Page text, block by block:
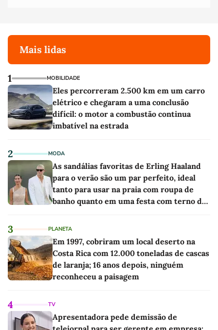
Mais lidas
1 MOBILIDADE
Eles percorreram 2.500 km em um carro
elétrico e chegaram a uma conclusão
difícil: o motor a combustão continua
imbatível na estrada
2 MODA
As sandálias favoritas de Erling Haaland
para o verão são um par perfeito, ideal
tanto para usar na praia com roupa de
banho quanto em uma festa com terno de
3 PLANETA
Em 1997, cobriram um local deserto na
Costa Rica com 12.000 toneladas de cascas
de laranja; 16 anos depois, ninguém
reconheceu a paisagem
4 TV
Apresentadora pede demissão de